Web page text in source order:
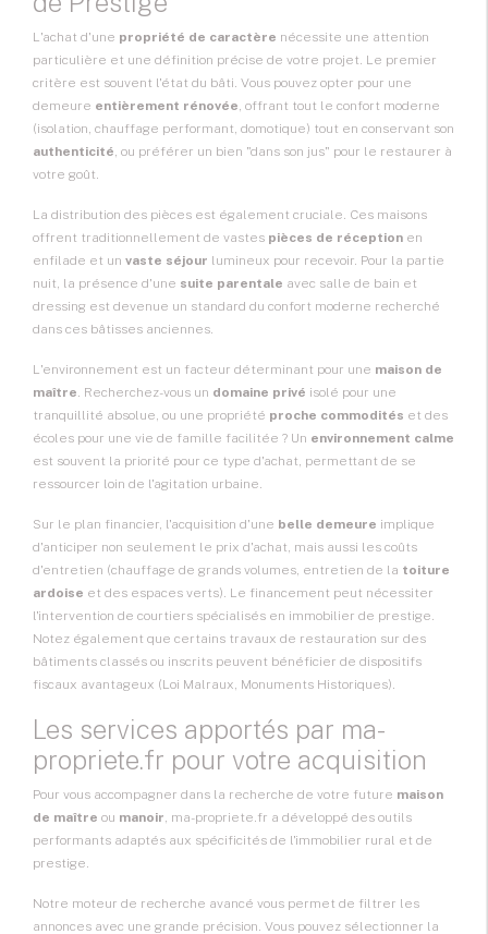
L'achat d'une propriété de caractère nécessite une attention
particulière et une définition précise de votre projet. Le premier
critère est souvent l'état du bâti. Vous pouvez opter pour une
demeure entièrement rénovée, offrant tout le confort moderne
(isolation, chauffage performant, domotique) tout en conservant son
authenticité, ou préférer un bien "dans son jus" pour le restaurer à
votre goût.
La distribution des pièces est également cruciale. Ces maisons
offrent traditionnellement de vastes pièces de réception en
enfilade et un vaste séjour lumineux pour recevoir. Pour la partie
nuit, la présence d'une suite parentale avec salle de bain et
dressing est devenue un standard du confort moderne recherché
dans ces bâtisses anciennes.
L'environnement est un facteur déterminant pour une maison de
maître. Recherchez-vous un domaine privé isolé pour une
tranquillité absolue, ou une propriété proche commodités et des
écoles pour une vie de famille facilitée ? Un environnement calme
est souvent la priorité pour ce type d'achat, permettant de se
ressourcer loin de l'agitation urbaine.
Sur le plan financier, l'acquisition d'une belle demeure implique
d'anticiper non seulement le prix d'achat, mais aussi les coûts
d'entretien (chauffage de grands volumes, entretien de la toiture
ardoise et des espaces verts). Le financement peut nécessiter
l'intervention de courtiers spécialisés en immobilier de prestige.
Notez également que certains travaux de restauration sur des
bâtiments classés ou inscrits peuvent bénéficier de dispositifs
fiscaux avantageux (Loi Malraux, Monuments Historiques).
Les services apportés par ma-
propriete.fr pour votre acquisition
Pour vous accompagner dans la recherche de votre future maison
de maître ou manoir, ma-propriete.fr a développé des outils
performants adaptés aux spécificités de l'immobilier rural et de
prestige.
Notre moteur de recherche avancé vous permet de filtrer les
annonces avec une grande précision. Vous pouvez sélectionner la